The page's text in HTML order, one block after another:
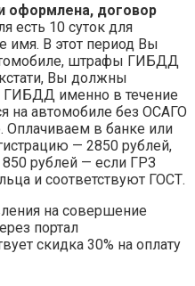
оформлена, договор
есть 10 суток для
имя. В этот период Вы
штрафы ГИБДД
Вы должны
ГИБДД именно в течение
на автомобиле без ОСАГО
Оплачиваем в банке или
— 2850 рублей,
рублей — если ГРЗ
и соответствуют ГОСТ.
на совершение
портал
скидка 30% на оплату